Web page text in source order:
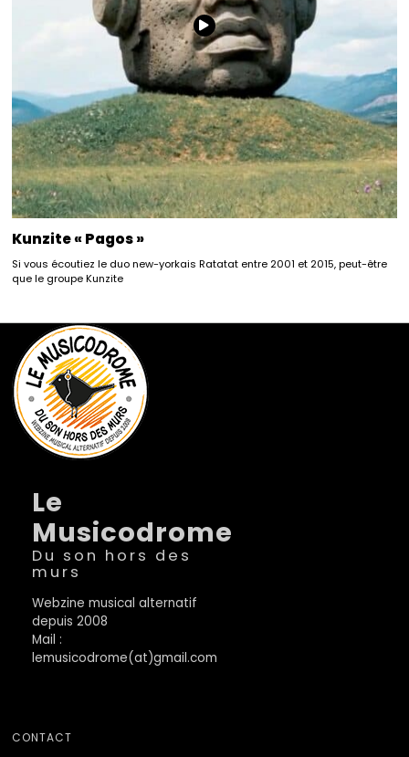
Kunzite « Pagos »
Si vous écoutiez le duo new-yorkais Ratatat entre 2001 et 2015, peut-être
que le groupe Kunzite
Le
Musicodrome
Du son hors des
murs
Webzine musical alternatif
depuis 2008
Mail :
lemusicodrome(at)gmail.com
CONTACT